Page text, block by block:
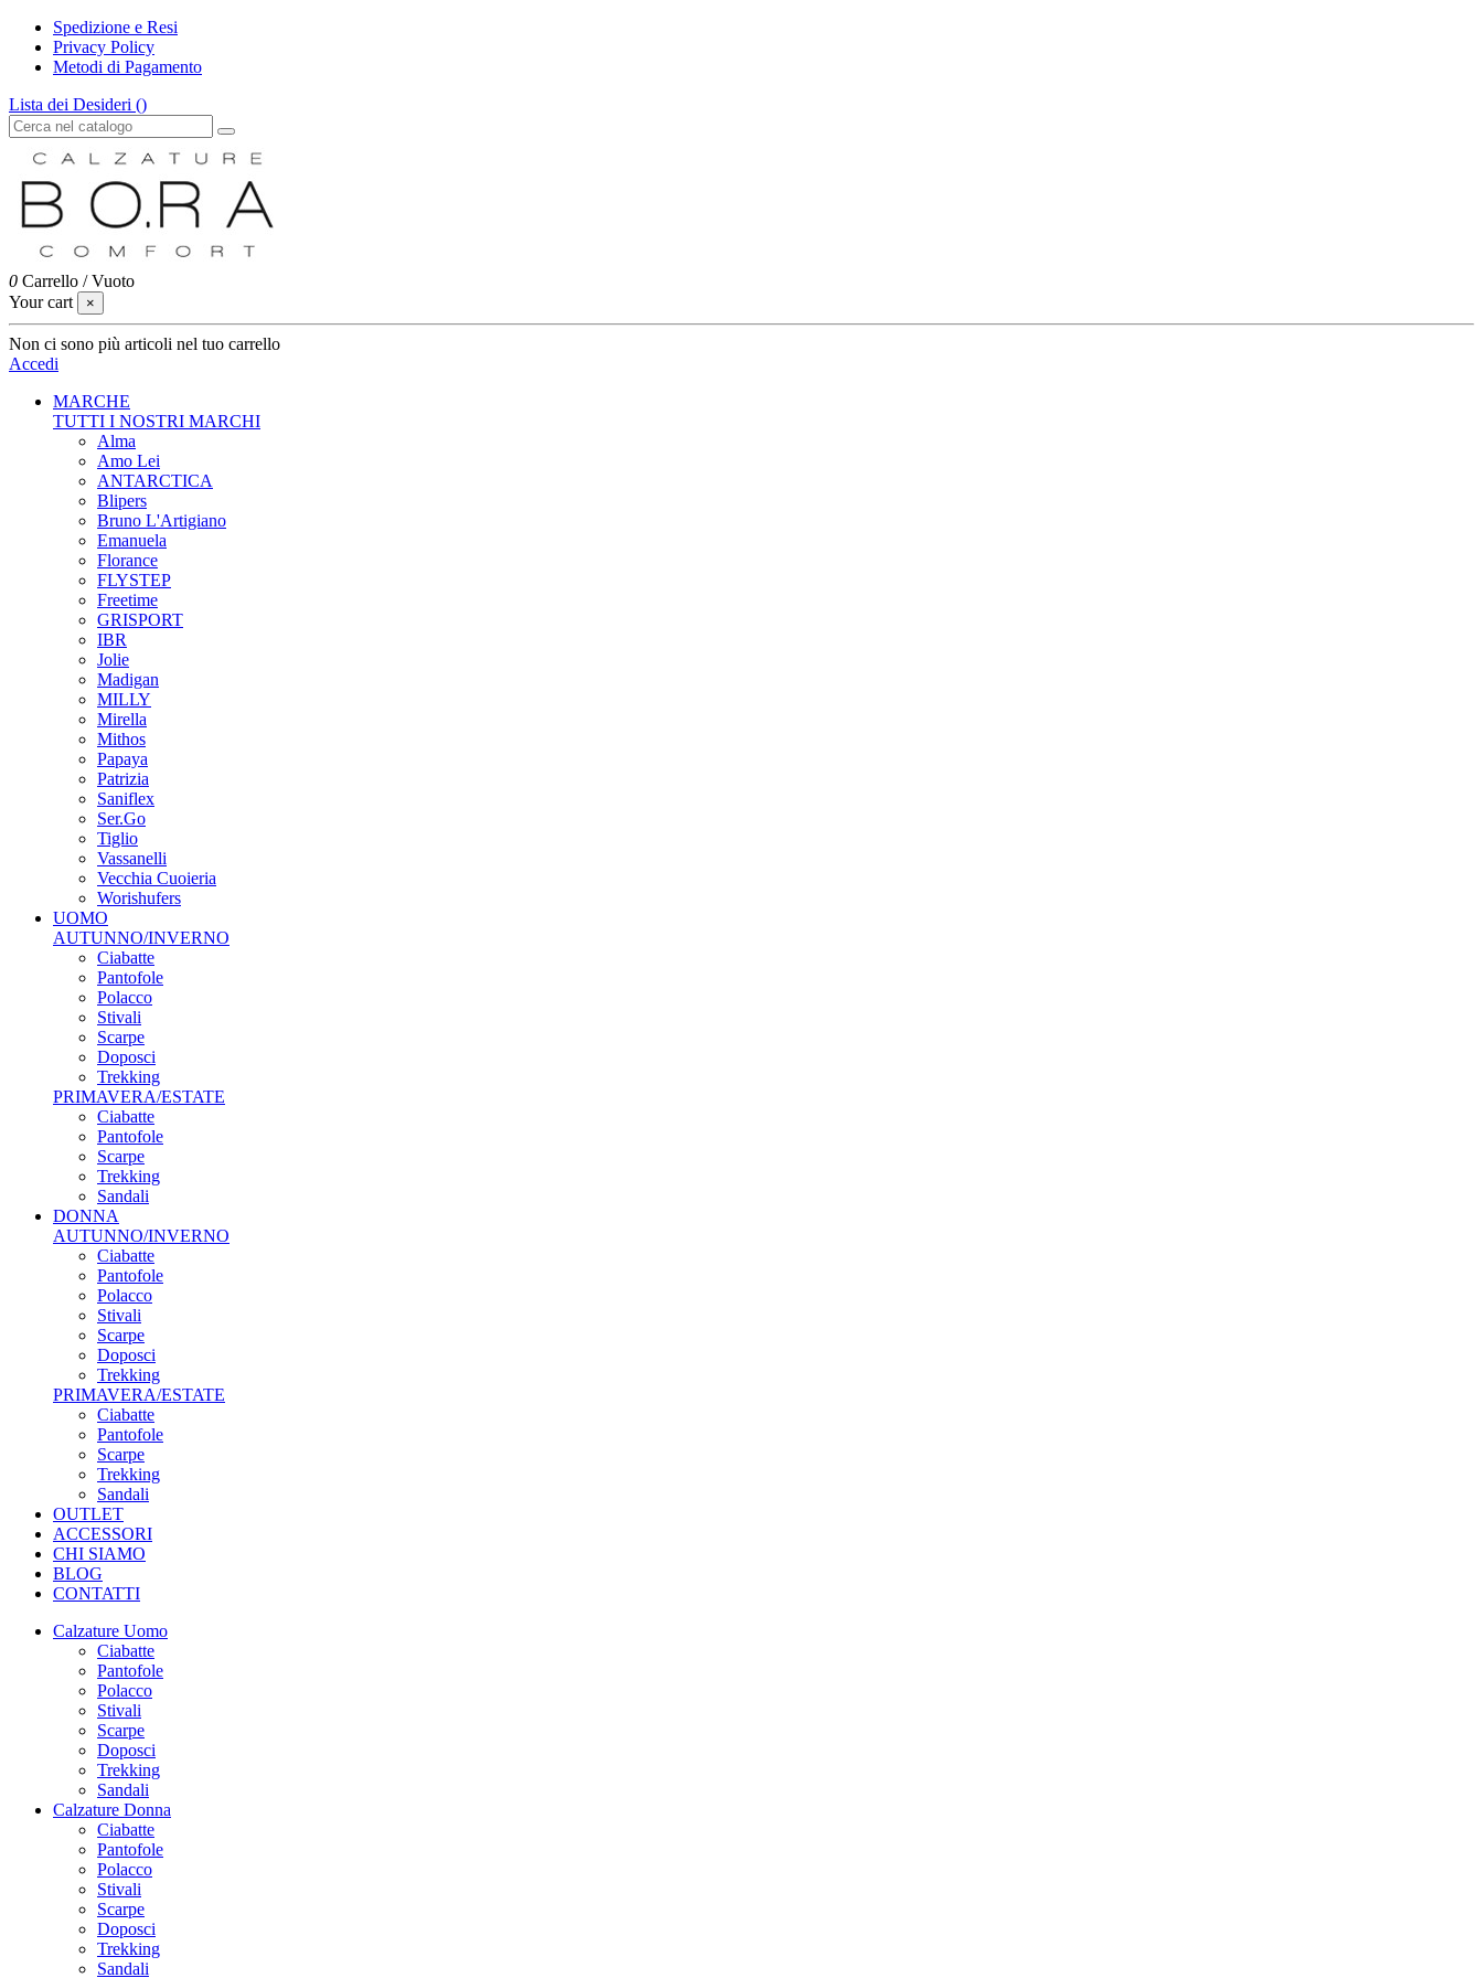
Spedizione e Resi
Privacy Policy
Metodi di Pagamento
Lista dei Desideri ()
0 Carrello /Vuoto
Your cart
×
Non ci sono più articoli nel tuo carrello
Accedi
MARCHE
TUTTI I NOSTRI MARCHI
Alma
Amo Lei
ANTARCTICA
Blipers
Bruno L'Artigiano
Emanuela
Florance
FLYSTEP
Freetime
GRISPORT
IBR
Jolie
Madigan
MILLY
Mirella
Mithos
Papaya
Patrizia
Saniflex
Ser.Go
Tiglio
Vassanelli
Vecchia Cuoieria
Worishufers
UOMO
AUTUNNO/INVERNO
Ciabatte
Pantofole
Polacco
Stivali
Scarpe
Doposci
Trekking
PRIMAVERA/ESTATE
Ciabatte
Pantofole
Scarpe
Trekking
Sandali
DONNA
AUTUNNO/INVERNO
Ciabatte
Pantofole
Polacco
Stivali
Scarpe
Doposci
Trekking
PRIMAVERA/ESTATE
Ciabatte
Pantofole
Scarpe
Trekking
Sandali
OUTLET
ACCESSORI
CHI SIAMO
BLOG
CONTATTI
Calzature Uomo
Ciabatte
Pantofole
Polacco
Stivali
Scarpe
Doposci
Trekking
Sandali
Calzature Donna
Ciabatte
Pantofole
Polacco
Stivali
Scarpe
Doposci
Trekking
Sandali